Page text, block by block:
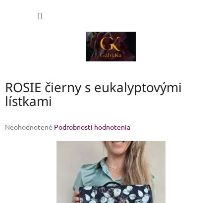
ROSIE čierny s eukalyptovými
lístkami
Priemerné
Neohodnotené Podrobnosti hodnotenia